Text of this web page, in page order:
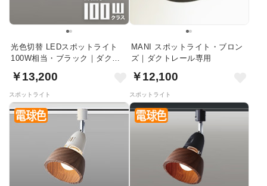
光色切替 LEDスポットライト
100W相当・ブラック｜ダクト
￥13,200
スポットライト
MANI スポットライト・ブロン
ズ｜ダクトレール専用
￥12,100
スポットライト